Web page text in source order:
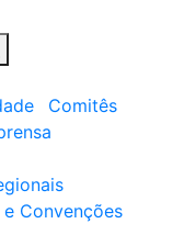
Comitês
Convenções